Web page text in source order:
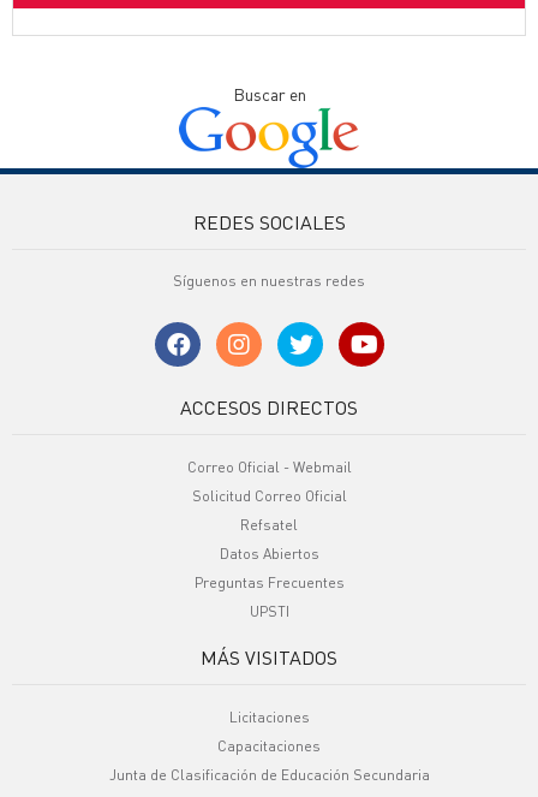
Buscar en
REDES SOCIALES
Síguenos en nuestras redes
ACCESOS DIRECTOS
Correo Oficial - Webmail
Solicitud Correo Oficial
Refsatel
Datos Abiertos
Preguntas Frecuentes
UPSTI
MÁS VISITADOS
Licitaciones
Capacitaciones
Junta de Clasificación de Educación Secundaria